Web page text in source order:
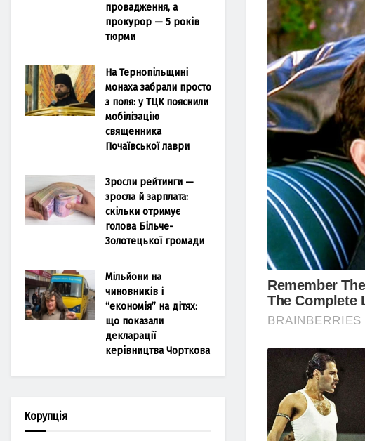
провадження, а
прокурор — 5 років
тюрми
На Тернопільщині
монаха забрали просто
з поля: у ТЦК пояснили
мобілізацію
священника
Почаївської лаври
Зросли рейтинги —
зросла й зарплата:
скільки отримує
голова Більче-
Золотецької громади
Мільйони на
чиновників і
“економія” на дітях:
що показали
декларації
керівництва Чорткова
Корупція